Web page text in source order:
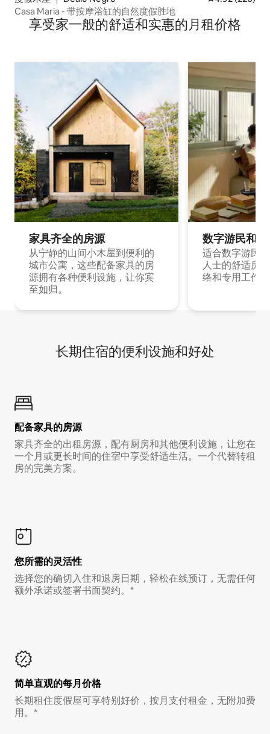
Casa Maria - 带按摩浴缸的自然度假胜地
享受家一般的舒适和实惠的月租价格
家具齐全的房源
从宁静的山间小木屋到便利的
城市公寓，这些配备家具的房
源拥有各种便利设施，让你宾
至如归。
数字游民和
适合数字游民
人士的舒适房
络和专用工作
长期住宿的便利设施和好处
配备家具的房源
家具齐全的出租房源，配有厨房和其他便利设施，让您在
一个月或更长时间的住宿中享受舒适生活。一个代替转租
房的完美方案。
您所需的灵活性
选择您的确切入住和退房日期，轻松在线预订，无需任何
额外承诺或签署书面契约。*
简单直观的每月价格
长期租住度假屋可享特别好价，按月支付租金，无附加费
用。*